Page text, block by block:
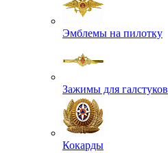
Эмблемы на пилотку
Зажимы для галстуков
Кокарды